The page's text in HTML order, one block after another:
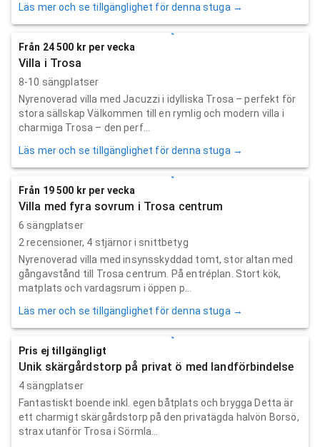
Läs mer och se tillgänglighet för denna stuga →
Från 24 500 kr per vecka
Villa i Trosa
8-10 sängplatser
Nyrenoverad villa med Jacuzzi i idylliska Trosa – perfekt för
stora sällskap Välkommen till en rymlig och modern villa i
charmiga Trosa – den perf...
Läs mer och se tillgänglighet för denna stuga →
Från 19 500 kr per vecka
Villa med fyra sovrum i Trosa centrum
6 sängplatser
2 recensioner, 4 stjärnor i snittbetyg
Nyrenoverad villa med insynsskyddad tomt, stor altan med
gångavstånd till Trosa centrum. På entréplan. Stort kök,
matplats och vardagsrum i öppen p...
Läs mer och se tillgänglighet för denna stuga →
Pris ej tillgängligt
Unik skärgårdstorp på privat ö med landförbindelse
4 sängplatser
Fantastiskt boende inkl. egen båtplats och brygga Detta är
ett charmigt skärgårdstorp på den privatägda halvön Borsö,
strax utanför Trosa i Sörmla...